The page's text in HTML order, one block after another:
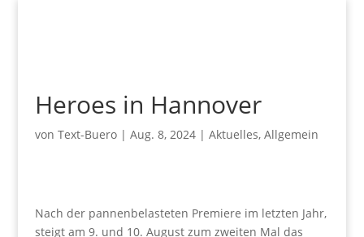
Heroes in Hannover
von Text-Buero| Aug. 8, 2024| Aktuelles, Allgemein
Nach der pannenbelasteten Premiere im letzten Jahr,
steigt am 9. und 10. August zum zweiten Mal das